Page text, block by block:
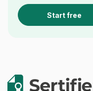
Start free